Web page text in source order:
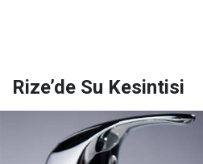
Rize’de Su Kesintisi